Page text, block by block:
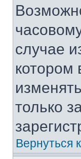
случае
котором
только
Вернуться